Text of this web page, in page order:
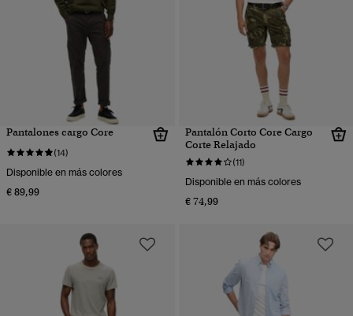
Pantalones cargo Core
(14)
Disponible en más colores
€ 89,99
Pantalón Corto Core Cargo
Corte Relajado
(11)
Disponible en más colores
€ 74,99